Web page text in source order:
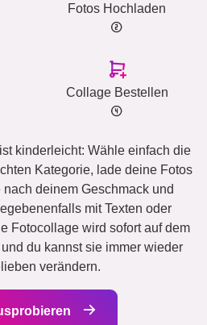
Fotos Hochladen
Collage Bestellen
kinderleicht: Wähle einfach die
Kategorie, lade deine Fotos
deinem Geschmack und
mit Texten oder
Fotocollage wird sofort auf dem
du kannst sie immer wieder
verändern.